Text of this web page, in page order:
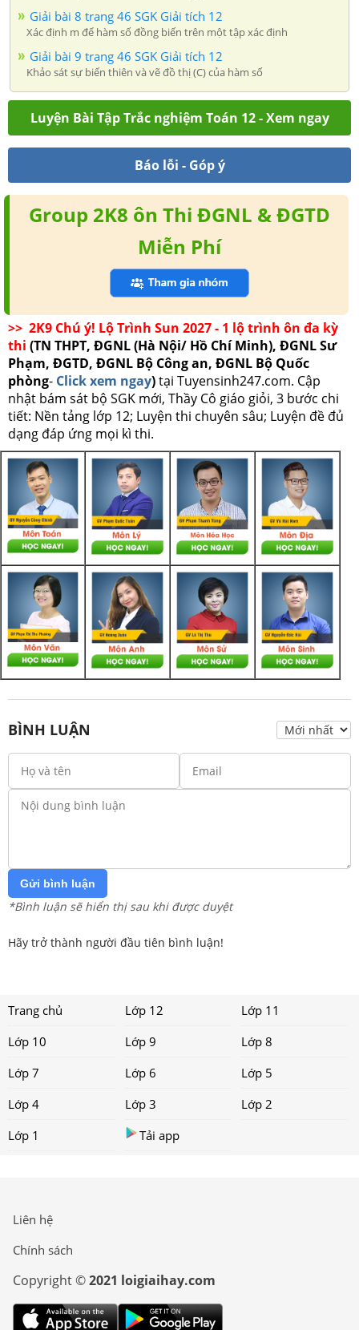
Giải bài 8 trang 46 SGK Giải tích 12
Xác định m để hàm số đồng biến trên một tập xác định
Giải bài 9 trang 46 SGK Giải tích 12
Khảo sát sự biến thiên và vẽ đồ thị (C) của hàm số
Luyện Bài Tập Trắc nghiệm Toán 12 - Xem ngay
Báo lỗi - Góp ý
Group 2K8 ôn Thi ĐGNL & ĐGTD
Miễn Phí
>> 2K9 Chú ý! Lộ Trình Sun 2027 - 1 lộ trình ôn đa kỳ
thi (TN THPT, ĐGNL (Hà Nội/ Hồ Chí Minh), ĐGNL Sư
Phạm, ĐGTD, ĐGNL Bộ Công an, ĐGNL Bộ Quốc
phòng- Click xem ngay)tại Tuyensinh247.com. Cập
nhật bám sát bộ SGK mới, Thầy Cô giáo giỏi, 3 bước chi
tiết: Nền tảng lớp 12; Luyện thi chuyên sâu; Luyện đề đủ
dạng đáp ứng mọi kì thi.
BÌNH LUẬN
Gửi bình luận
*Bình luận sẽ hiển thị sau khi được duyệt
Hãy trở thành người đầu tiên bình luận!
Trang chủ Lớp 12
Lớp 11
Lớp 10
Lớp 9
Lớp 8
Lớp 7
Lớp 6
Lớp 5
Lớp 4
Lớp 3
Lớp 2
Lớp 1
Tải app
Liên hệ
Chính sách
Copyright ©2021 loigiaihay.com